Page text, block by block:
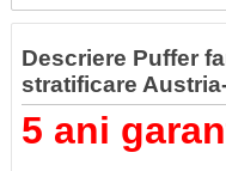
Descriere Puffer
stratificare
5 ani